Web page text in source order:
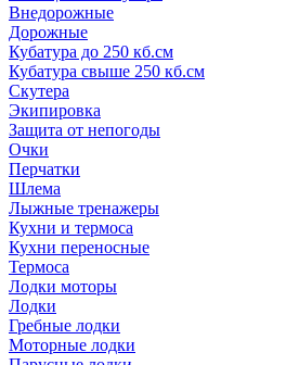
Внедорожные
Дорожные
Кубатура до 250 кб.см
Кубатура свыше 250 кб.см
Скутера
Экипировка
Защита от непогоды
Очки
Перчатки
Шлема
Лыжные тренажеры
Кухни и термоса
Кухни переносные
Термоса
Лодки моторы
Лодки
Гребные лодки
Моторные лодки